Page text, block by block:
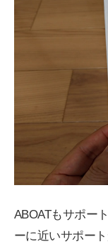
ABOATもサポー
ーに近いサポー